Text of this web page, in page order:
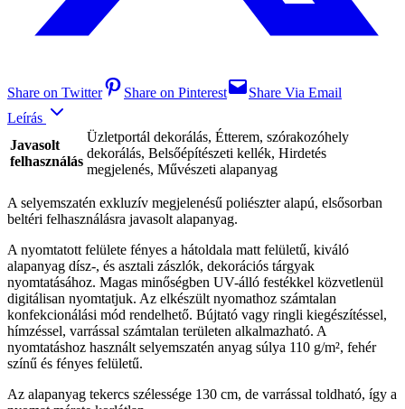
Share on Twitter Share on Pinterest
Share Via Email
Leírás
Javasolt
felhasználás
Üzletportál dekorálás, Étterem, szórakozóhely
dekorálás, Belsőépítészeti kellék, Hirdetés
megjelenés, Művészeti alapanyag
A selyemszatén exkluzív megjelenésű poliészter alapú, elsősorban
beltéri felhasználásra javasolt alapanyag.
A nyomtatott felülete fényes a hátoldala matt felületű, kiváló
alapanyag dísz-, és asztali zászlók, dekorációs tárgyak
nyomtatásához. Magas minőségben UV-álló festékkel közvetlenül
digitálisan nyomtatjuk. Az elkészült nyomathoz számtalan
konfekcionálási mód rendelhető. Bújtató vagy ringli kiegészítéssel,
hímzéssel, varrással számtalan területen alkalmazható. A
nyomtatáshoz használt selyemszatén anyag súlya 110 g/m², fehér
színű és fényes felületű.
Az alapanyag tekercs szélessége 130 cm, de varrással toldható, így a